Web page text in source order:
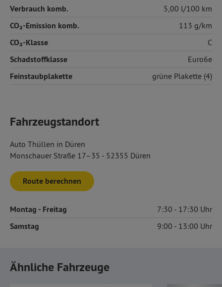
Verbrauch komb. 5,00 l/100 km
CO₂-Emission komb. 113 g/km
CO₂-Klasse C
Schadstoffklasse Euro6e
Feinstaubplakette grüne Plakette (4)
Fahrzeugstandort
Auto Thüllen in Düren
Monschauer Straße 17–35 - 52355 Düren
Route berechnen
Montag - Freitag 7:30 17:30
Samstag 9:00 13:00
Ähnliche Fahrzeuge